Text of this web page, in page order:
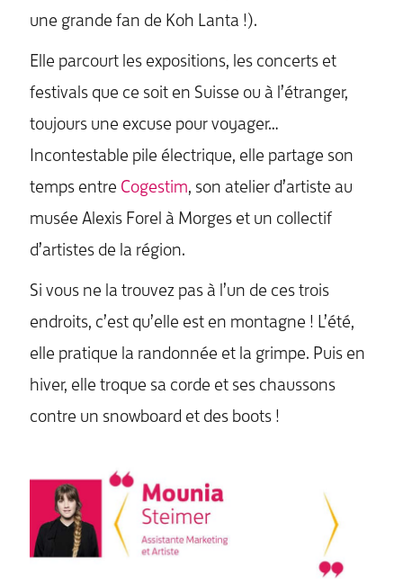
MENU
une grande fan de Koh Lanta !).
Elle parcourt les expositions, les concerts et
festivals que ce soit en Suisse ou à l’étranger,
toujours une excuse pour voyager…
Incontestable pile électrique, elle partage son
temps entre Cogestim, son atelier d’artiste au
musée Alexis Forel à Morges et un collectif
d’artistes de la région.
Si vous ne la trouvez pas à l’un de ces trois
endroits, c’est qu’elle est en montagne ! L’été,
elle pratique la randonnée et la grimpe. Puis en
hiver, elle troque sa corde et ses chaussons
contre un snowboard et des boots !